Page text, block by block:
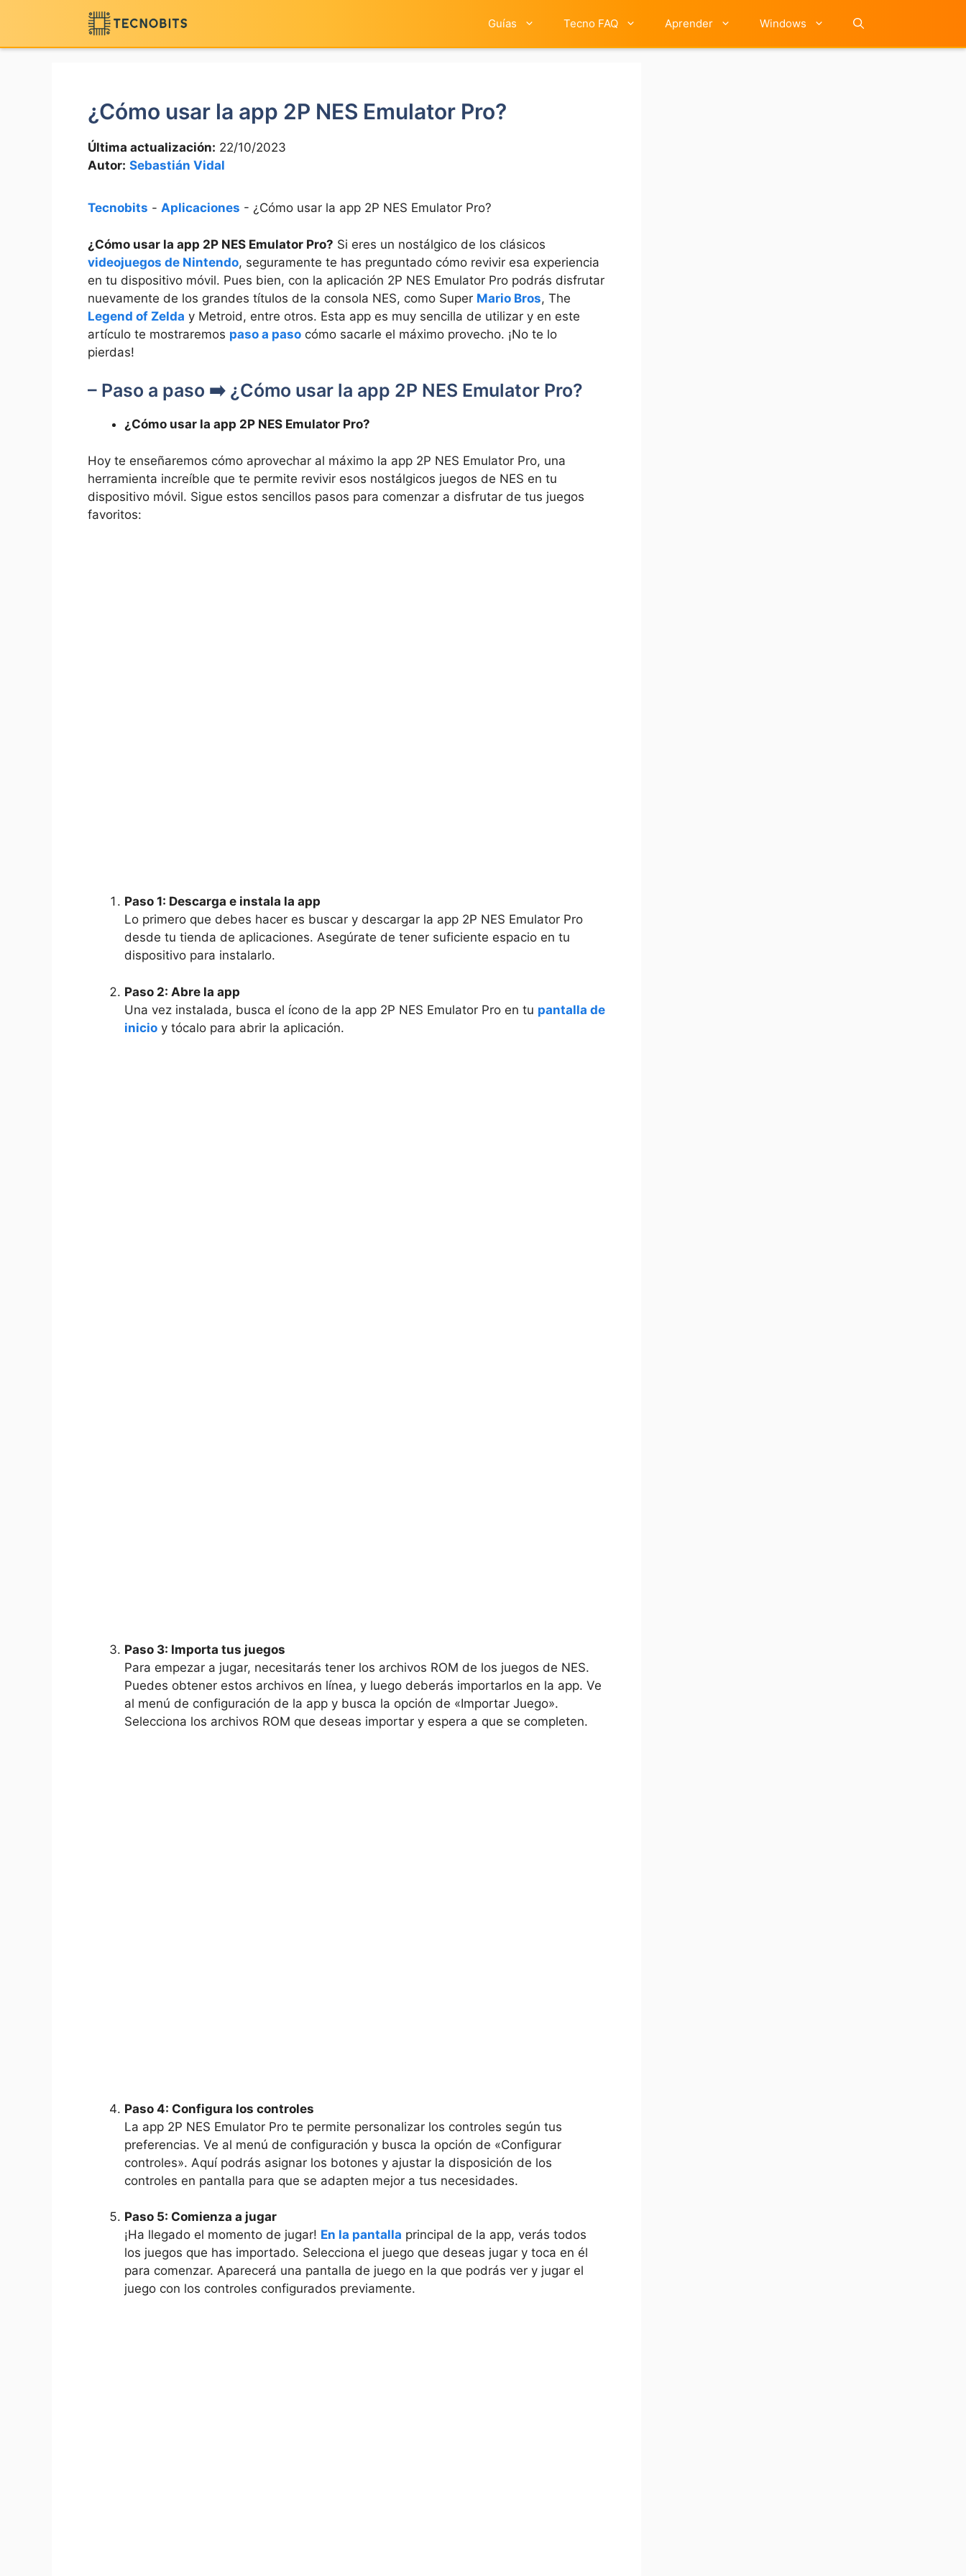
contenido
Guías Tecno FAQ Aprender Windows
¿Cómo usar la app 2P NES Emulator Pro?
Última actualización: 22/10/2023
Autor: Sebastián Vidal
Tecnobits - Aplicaciones - ¿Cómo usar la app 2P NES Emulator Pro?
¿Cómo usar la app 2P NES Emulator Pro? Si eres un nostálgico de los clásicos
videojuegos de Nintendo, seguramente te has preguntado cómo revivir esa experiencia
en tu dispositivo móvil. Pues bien, con la aplicación 2P NES Emulator Pro podrás disfrutar
nuevamente de los grandes títulos de la consola NES, como Super Mario Bros, The
Legend of Zelda y Metroid, entre otros. Esta app es muy sencilla de utilizar y en este
artículo te mostraremos paso a paso cómo sacarle el máximo provecho. ¡No te lo
pierdas!
– Paso a paso ➡️ ¿Cómo usar la app 2P NES Emulator Pro?
¿Cómo usar la app 2P NES Emulator Pro?
Hoy te enseñaremos cómo aprovechar al máximo la app 2P NES Emulator Pro, una
herramienta increíble que te permite revivir esos nostálgicos juegos de NES en tu
dispositivo móvil. Sigue estos sencillos pasos para comenzar a disfrutar de tus juegos
favoritos:
Paso 1: Descarga e instala la app
Lo primero que debes hacer es buscar y descargar la app 2P NES Emulator Pro
desde tu tienda de aplicaciones. Asegúrate de tener suficiente espacio en tu
dispositivo para instalarlo.
Paso 2: Abre la app
Una vez instalada, busca el ícono de la app 2P NES Emulator Pro en tu pantalla de
inicio y tócalo para abrir la aplicación.
Paso 3: Importa tus juegos
Para empezar a jugar, necesitarás tener los archivos ROM de los juegos de NES.
Puedes obtener estos archivos en línea, y luego deberás importarlos en la app. Ve
al menú de configuración de la app y busca la opción de «Importar Juego».
Selecciona los archivos ROM que deseas importar y espera a que se completen.
Paso 4: Configura los controles
La app 2P NES Emulator Pro te permite personalizar los controles según tus
preferencias. Ve al menú de configuración y busca la opción de «Configurar
controles». Aquí podrás asignar los botones y ajustar la disposición de los
controles en pantalla para que se adapten mejor a tus necesidades.
Paso 5: Comienza a jugar
¡Ha llegado el momento de jugar! En la pantalla principal de la app, verás todos
los juegos que has importado. Selecciona el juego que deseas jugar y toca en él
para comenzar. Aparecerá una pantalla de juego en la que podrás ver y jugar el
juego con los controles configurados previamente.